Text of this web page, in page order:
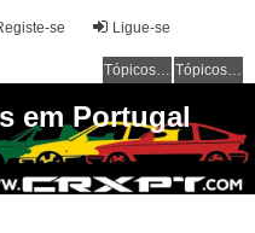
Ligue-se
se
Tópicos sem resposta Tópicos ativos
em Portugal